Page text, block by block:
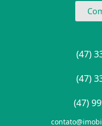
(47)
(47)
(47)